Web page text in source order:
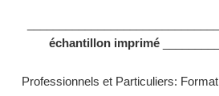
échantillon imprimé
Professionnels et Particuliers: Format